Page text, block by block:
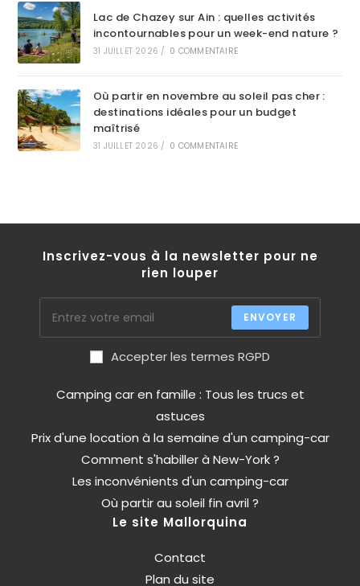
Lac de Chazey sur Ain : quelles activités
incontournables pour un week-end nature ?
31 JUILLET 2026 / 0 COMMENTAIRE
Où partir en novembre au soleil pas cher :
destinations idéales pour un budget
maîtrisé
31 JUILLET 2026 / 0 COMMENTAIRE
Inscrivez-vous à la newsletter pour ne
rien louper
ENVOYER
Accepter les termes RGPD
Camping car en famille : Tous les trucs et
astuces
Prix d'une location à la semaine d'un camping-car
Comment s'habiller à New-York ?
Les inconvénients d'un camping-car
Où partir au soleil fin avril ?
Le site Mallorquina
Contact
Plan du site